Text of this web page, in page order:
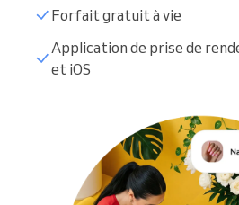
Forfait gratuit à vie
Application de prise de
et iOS